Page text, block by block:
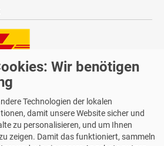
Packstationen und Postfilialen
Wir benötigen
Technologien der lokalen
damit unsere Website sicher und
zu personalisieren, und um Ihnen
zeigen. Damit das funktioniert, sammeln